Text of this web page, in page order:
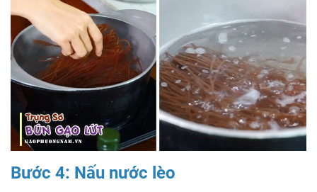
Bước 4: Nấu nước lèo